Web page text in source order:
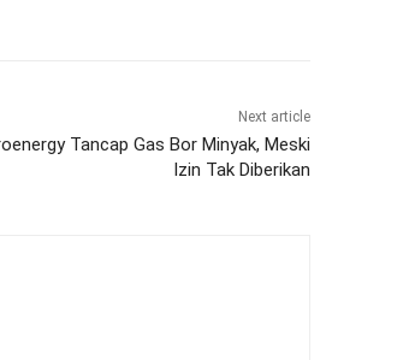
Next article
Tancap Gas Bor Minyak, Meski
Izin Tak Diberikan